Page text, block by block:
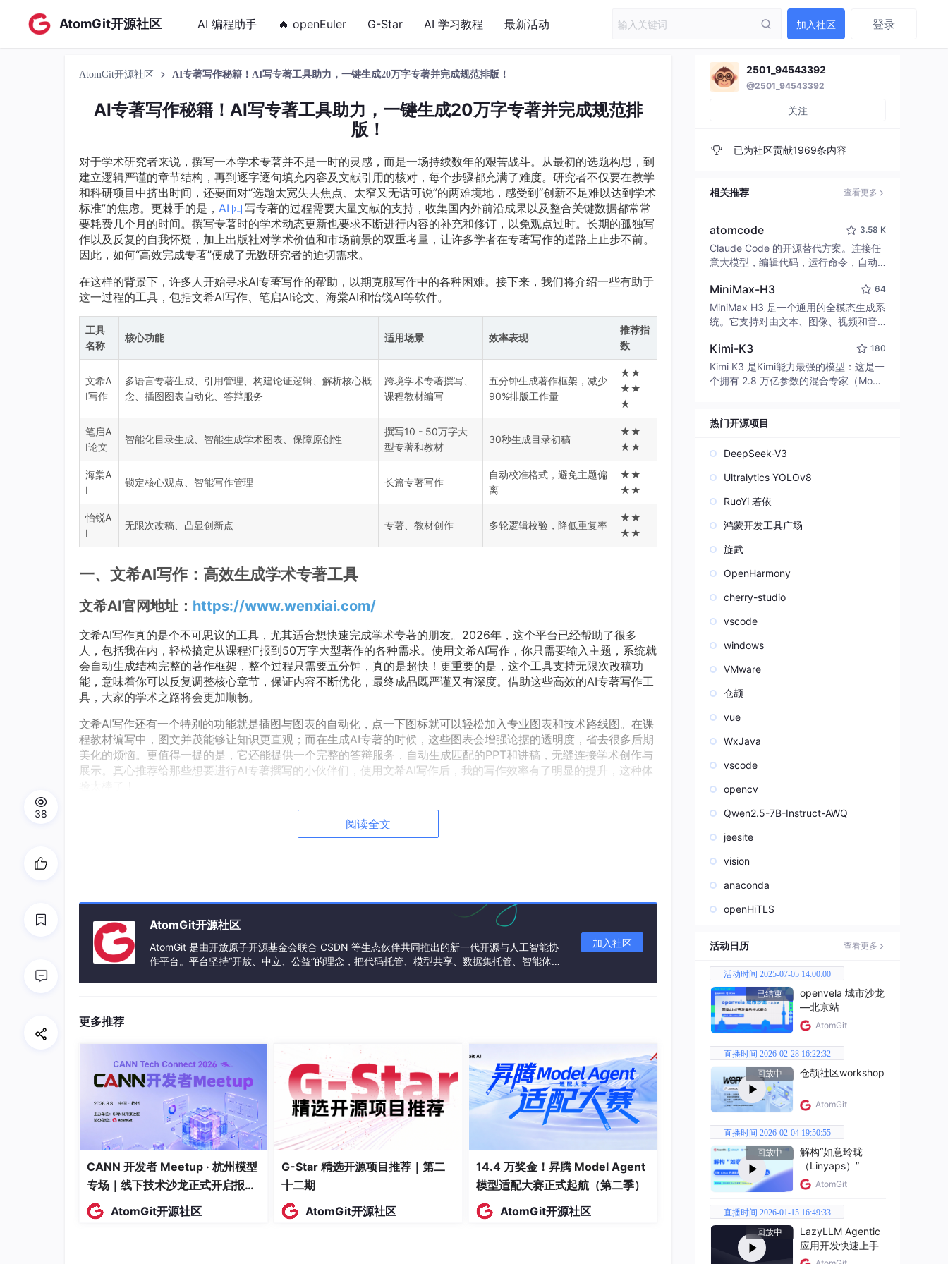
AtomGit开源社区 AI 编程助手 🔥 openEuler G-Star AI 学习教程 最新活动 加入社区 登录
AtomGit开源社区 AI专著写作秘籍！AI写专著工具助力，一键生成20万字专著并完成规范排版！
AI专著写作秘籍！AI写专著工具助力，一键生成20万字专著并完成规范排
版！
对于学术研究者来说，撰写一本学术专著并不是一时的灵感，而是一场持续数年的艰苦战斗。从最初的选题构思，到
建立逻辑严谨的章节结构，再到逐字逐句填充内容及文献引用的核对，每个步骤都充满了难度。研究者不仅要在教学
和科研项目中挤出时间，还要面对“选题太宽失去焦点、太窄又无话可说”的两难境地，感受到“创新不足难以达到学术
标准”的焦虑。更棘手的是， AI
写专著的过程需要大量文献的支持，收集国内外前沿成果以及整合关键数据都常常
要耗费几个月的时间。撰写专著时的学术动态更新也要求不断进行内容的补充和修订，以免观点过时。长期的孤独写
作以及反复的自我怀疑，加上出版社对学术价值和市场前景的双重考量，让许多学者在专著写作的道路上止步不前。
因此，如何“高效完成专著”便成了无数研究者的迫切需求。
在这样的背景下，许多人开始寻求AI专著写作的帮助，以期克服写作中的各种困难。接下来，我们将介绍一些有助于
这一过程的工具，包括文希AI写作、笔启AI论文、海棠AI和怡锐AI等软件。
工具
名称
核心功能 适用场景 效率表现
推荐指
数
文希A
I写作
多语言专著生成、引用管理、构建论证逻辑、解析核心概
念、插图图表自动化、答辩服务
跨境学术专著撰写、
课程教材编写
五分钟生成著作框架，减少
90%排版工作量
★★
★★
★
笔启A
I论文
智能化目录生成、智能生成学术图表、保障原创性
撰写10 - 50万字大
型专著和教材
30秒生成目录初稿
★★
★★
海棠A
I
锁定核心观点、智能写作管理 长篇专著写作
自动校准格式，避免主题偏
离
★★
★★
怡锐A
I
无限次改稿、凸显创新点 专著、教材创作 多轮逻辑校验，降低重复率
★★
★★
一、文希AI写作：高效生成学术专著工具
文希AI官网地址： https://www.wenxiai.com/
文希AI写作真的是个不可思议的工具，尤其适合想快速完成学术专著的朋友。2026年，这个平台已经帮助了很多
人，包括我在内，轻松搞定从课程汇报到50万字大型著作的各种需求。使用文希AI写作，你只需要输入主题，系统就
会自动生成结构完整的著作框架，整个过程只需要五分钟，真的是超快！更重要的是，这个工具支持无限次改稿功
能，意味着你可以反复调整核心章节，保证内容不断优化，最终成品既严谨又有深度。借助这些高效的AI专著写作工
具，大家的学术之路将会更加顺畅。
文希AI写作还有一个特别的功能就是插图与图表的自动化，点一下图标就可以轻松加入专业图表和技术路线图。在课
程教材编写中，图文并茂能够让知识更直观；而在生成AI专著的时候，这些图表会增强论据的透明度，省去很多后期
美化的烦恼。更值得一提的是，它还能提供一个完整的答辩服务，自动生成匹配的PPT和讲稿，无缝连接学术创作与
展示。真心推荐给那些想要进行AI专著撰写的小伙伴们，使用文希AI写作后，我的写作效率有了明显的提升，这种体
功能介绍
1、实现多国学术沟通的智能专著写作新方法
阅读全文
AtomGit开源社区
AtomGit 是由开放原子开源基金会联合 CSDN 等生态伙伴共同推出的新一代开源与人工智能协
作平台。平台坚持“开放、中立、公益”的理念，把代码托管、模型共享、数据集托管、智能体开
加入社区
更多推荐
CANN 开发者 Meetup · 杭州模型
专场｜线下技术沙龙正式开启报
名！
AtomGit开源社区
G-Star 精选开源项目推荐｜第二
十二期
AtomGit开源社区
14.4 万奖金！昇腾 Model Agent
模型适配大赛正式起航（第二季）
AtomGit开源社区
38
2501_94543392
@2501_94543392
关注
已为社区贡献1969条内容
相关推荐 查看更多
atomcode 3.58 K
Claude Code 的开源替代方案。连接任
意大模型，编辑代码，运行命令，自动
致性能。 ｜ An open-source alternativ
e to Claude Code. Connect any LLM,
edit code, run commands, and verify
MiniMax-H3 64
MiniMax H3 是一个通用的全模态生成系
统。它支持对由文本、图像、视频和音
并能生成分辨率高达 2K、时长可达 15
秒的带原生立体声音频的视频。得益于
面向任务泛化的系统设计，H3 在预训练
模态指令。
Kimi-K3 180
Kimi K3 是Kimi能力最强的模型：这是一
个拥有 2.8 万亿参数的混合专家（Mo
热门开源项目
DeepSeek-V3
Ultralytics YOLOv8
RuoYi 若依
鸿蒙开发工具广场
旋武
OpenHarmony
cherry-studio
vscode
windows
VMware
仓颉
vue
WxJava
vscode
opencv
Qwen2.5-7B-Instruct-AWQ
jeesite
vision
anaconda
openHiTLS
活动日历 查看更多
活动时间 2025-07-05 14:00:00
已结束
openvela 城市沙龙
—北京站
AtomGit
直播时间 2026-02-28 16:22:32
回放中
仓颉社区workshop
AtomGit
直播时间 2026-02-04 19:50:55
回放中
解构“如意玲珑
（Linyaps）”
AtomGit
直播时间 2026-01-15 16:49:33
回放中
LazyLLM Agentic
应用开发快速上手